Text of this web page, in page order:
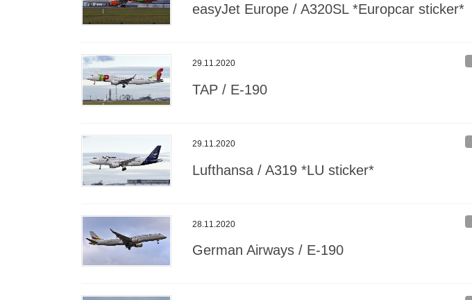
easyJet Europe / A320SL *Europcar sticker*
29.11.2020
TAP / E-190
29.11.2020
Lufthansa / A319 *LU sticker*
28.11.2020
German Airways / E-190